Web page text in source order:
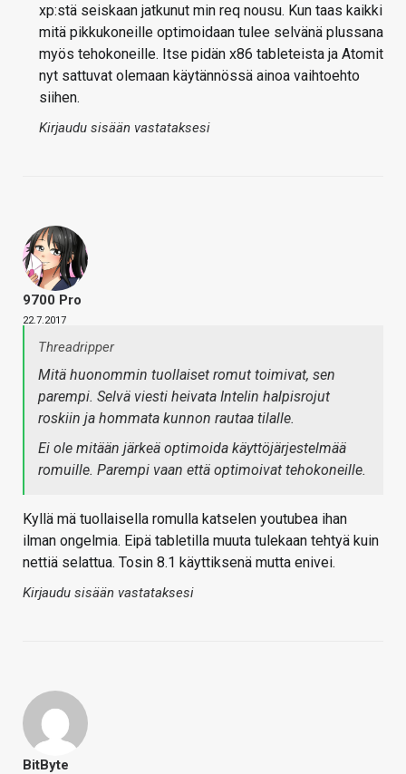
xp:stä seiskaan jatkunut min req nousu. Kun taas kaikki
mitä pikkukoneille optimoidaan tulee selvänä plussana
myös tehokoneille. Itse pidän x86 tableteista ja Atomit
nyt sattuvat olemaan käytännössä ainoa vaihtoehto
siihen.
Kirjaudu sisään vastataksesi
9700 Pro
22.7.2017
Threadripper
Mitä huonommin tuollaiset romut toimivat, sen
parempi. Selvä viesti heivata Intelin halpisrojut
roskiin ja hommata kunnon rautaa tilalle.
Ei ole mitään järkeä optimoida käyttöjärjestelmää
romuille. Parempi vaan että optimoivat tehokoneille.
Kyllä mä tuollaisella romulla katselen youtubea ihan
ilman ongelmia. Eipä tabletilla muuta tulekaan tehtyä kuin
nettiä selattua. Tosin 8.1 käyttiksenä mutta enivei.
Kirjaudu sisään vastataksesi
BitByte